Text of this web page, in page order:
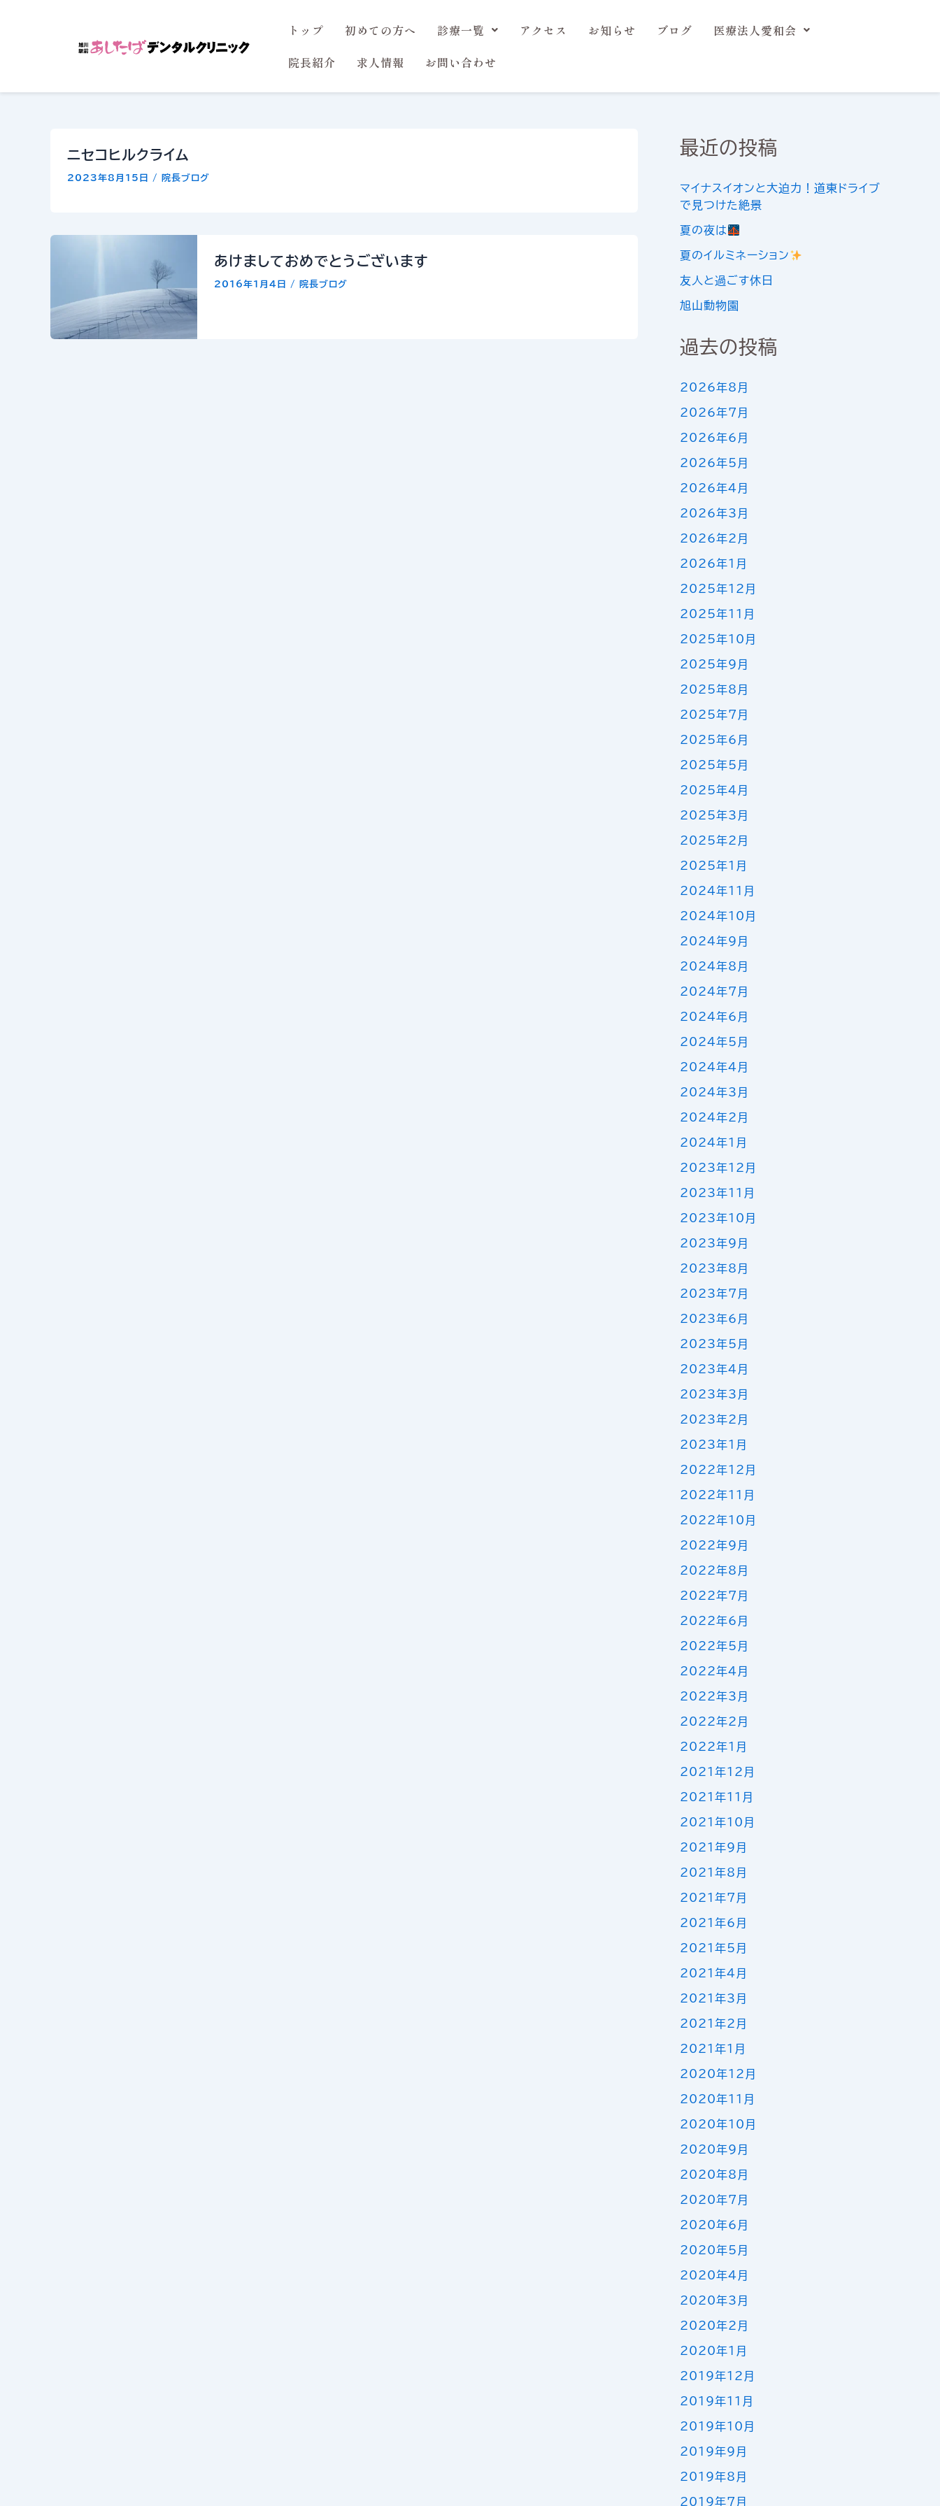
トップ 初めての方へ 診療一覧 アクセス お知らせ ブログ
医療法人愛和会
院長紹介
求人情報 お問い合わせ
ニセコヒルクライム
2023年8月15日 / 院長ブログ
あけましておめでとうございます
2016年1月4日 / 院長ブログ
最近の投稿
マイナスイオンと大迫力！道東ドライブ
で見つけた絶景
夏の夜は
夏のイルミネーション
友人と過ごす休日
旭山動物園
過去の投稿
2026年8月
2026年7月
2026年6月
2026年5月
2026年4月
2026年3月
2026年2月
2026年1月
2025年12月
2025年11月
2025年10月
2025年9月
2025年8月
2025年7月
2025年6月
2025年5月
2025年4月
2025年3月
2025年2月
2025年1月
2024年11月
2024年10月
2024年9月
2024年8月
2024年7月
2024年6月
2024年5月
2024年4月
2024年3月
2024年2月
2024年1月
2023年12月
2023年11月
2023年10月
2023年9月
2023年8月
2023年7月
2023年6月
2023年5月
2023年4月
2023年3月
2023年2月
2023年1月
2022年12月
2022年11月
2022年10月
2022年9月
2022年8月
2022年7月
2022年6月
2022年5月
2022年4月
2022年3月
2022年2月
2022年1月
2021年12月
2021年11月
2021年10月
2021年9月
2021年8月
2021年7月
2021年6月
2021年5月
2021年4月
2021年3月
2021年2月
2021年1月
2020年12月
2020年11月
2020年10月
2020年9月
2020年8月
2020年7月
2020年6月
2020年5月
2020年4月
2020年3月
2020年2月
2020年1月
2019年12月
2019年11月
2019年10月
2019年9月
2019年8月
2019年7月